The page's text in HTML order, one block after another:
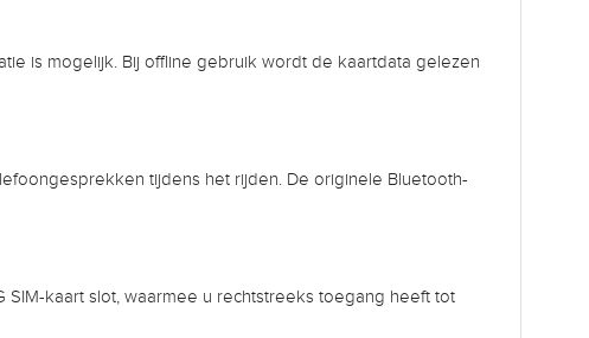
is mogelijk. Bij offline gebruik wordt de kaartdata gelezen
tijdens het rijden. De originele Bluetooth-
kaart slot, waarmee u rechtstreeks toegang heeft tot